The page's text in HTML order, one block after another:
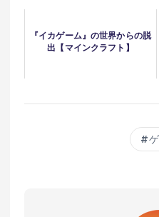
『イカゲーム』の世界からの脱
出【マインクラフト】